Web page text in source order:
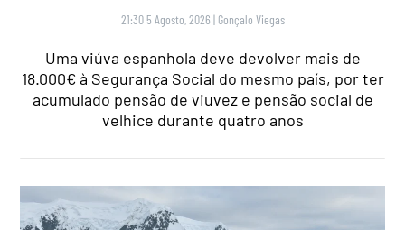
21:30 5 Agosto, 2026 | Gonçalo Viegas
Uma viúva espanhola deve devolver mais de
18.000€ à Segurança Social do mesmo país, por ter
acumulado pensão de viuvez e pensão social de
velhice durante quatro anos